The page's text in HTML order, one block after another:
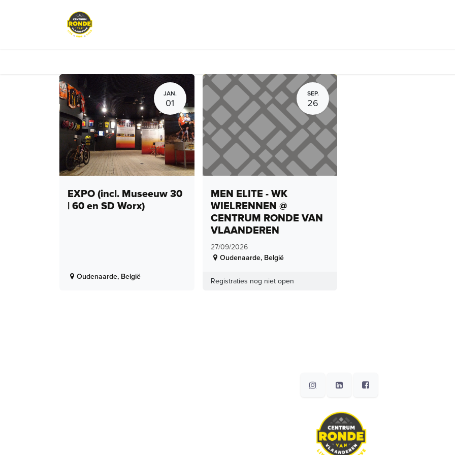
JAN.
01
EXPO (incl. Museeuw 30
| 60 en SD Worx)
Oudenaarde, België
SEP.
26
MEN ELITE - WK
WIELRENNEN @
CENTRUM RONDE VAN
VLAANDEREN
27/09/2026
Oudenaarde, België
Registraties nog niet open